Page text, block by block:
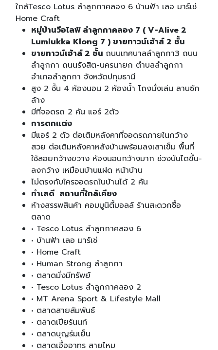
ใกล้Tesco Lotus ลำลูกกาคลอง 6 บ้านฟ้า เลอ มาร์เช่
Home Craft
หมู่บ้านวีอไลฟ์ ลำลูกกาคลอง 7 ( V-Alive 2
Lumlukka Klong 7 ) ขายทาวน์เฮ้าส์ 2 ชั้น
ขายทาวน์เฮ้าส์ 2 ชั้น ถนนเทศบาลลำลูกกา3 ถนน
ลำลูกกา ถนนรังสิต-นครนายก ตำบลลำลูกกา
อำเภอลำลูกกา จังหวัดปทุมธานี
สูง 2 ชั้น 4 ห้องนอน 2 ห้องน้ำ โถงนั่งเล่น ลานซัก
ล้าง
มีที่จอดรถ 2 คัน แอร์ 2ตัว
การตกแต่ง
มีแอร์ 2 ตัว ต่อเติมหลังคาที่จอดรถภายในกว้าง
สวย ต่อเติมหลังคาหลังบ้านพร้อมลงเสาเข็ม พื้นที่
ใช้สอยกว้างขวาง ห้องนอนกว้างมาก ช่วงบันไดขึ้น-
ลงกว้าง เหมือนบ้านแฝด หน้าบ้าน
ไม่ตรงกับใครจอดรถในบ้านได้ 2 คัน
ทำเลดี สถานที่ใกล้เคียง
ห้างสรรพสินค้า คอมมูนิตี้มอลล์ ร้านสะดวกซื้อ
ตลาด
• Tesco Lotus ลำลูกกาคลอง 6
• บ้านฟ้า เลอ มาร์เช่
• Home Craft
• Human Strong ลำลูกกา
• ตลาดมั่งมีทรัพย์
• Tesco Lotus ลำลูกกาคลอง 2
• MT Arena Sport & Lifestyle Mall
• ตลาดสายสัมพันธ์
• ตลาดเปียร์นนท์
• ตลาดบุญร่มเย็น
• ตลาดเอื้ออาทร สายไหม